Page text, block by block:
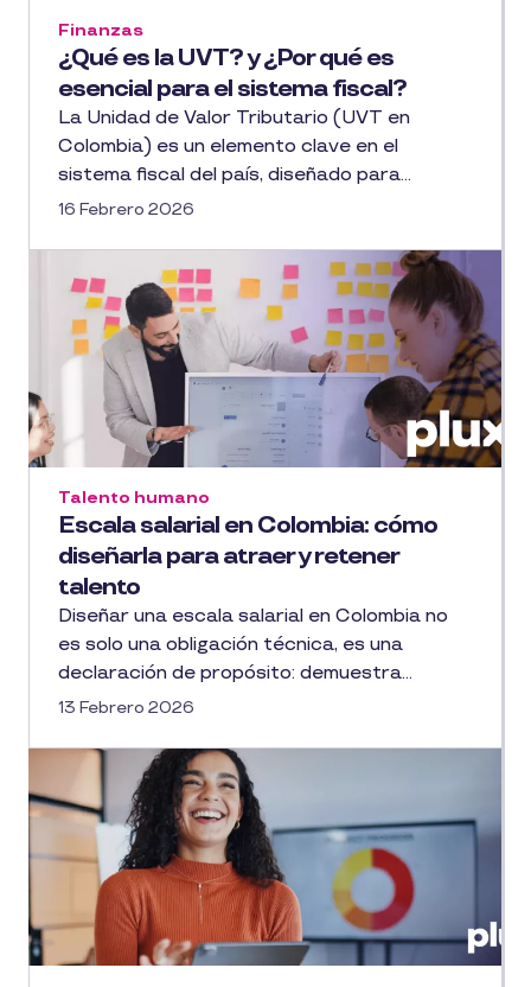
¿Qué es la UVT? y ¿Por qué es
esencial para el sistema fiscal?
Finanzas
La Unidad de Valor Tributario (UVT en
Colombia) es un elemento clave en el
sistema fiscal del país, diseñado para...
16 Febrero 2026
Escala salarial en Colombia: cómo
diseñarla para atraer y retener
talento
Talento humano
Diseñar una escala salarial en Colombia no
es solo una obligación técnica, es una
declaración de propósito: demuestra...
13 Febrero 2026